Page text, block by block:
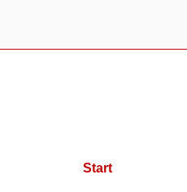
Start